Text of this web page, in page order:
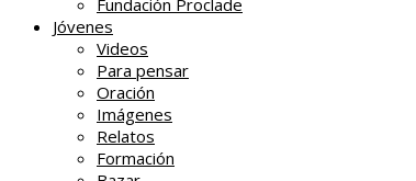
Fundación Proclade
Jóvenes
Videos
Para pensar
Oración
Imágenes
Relatos
Formación